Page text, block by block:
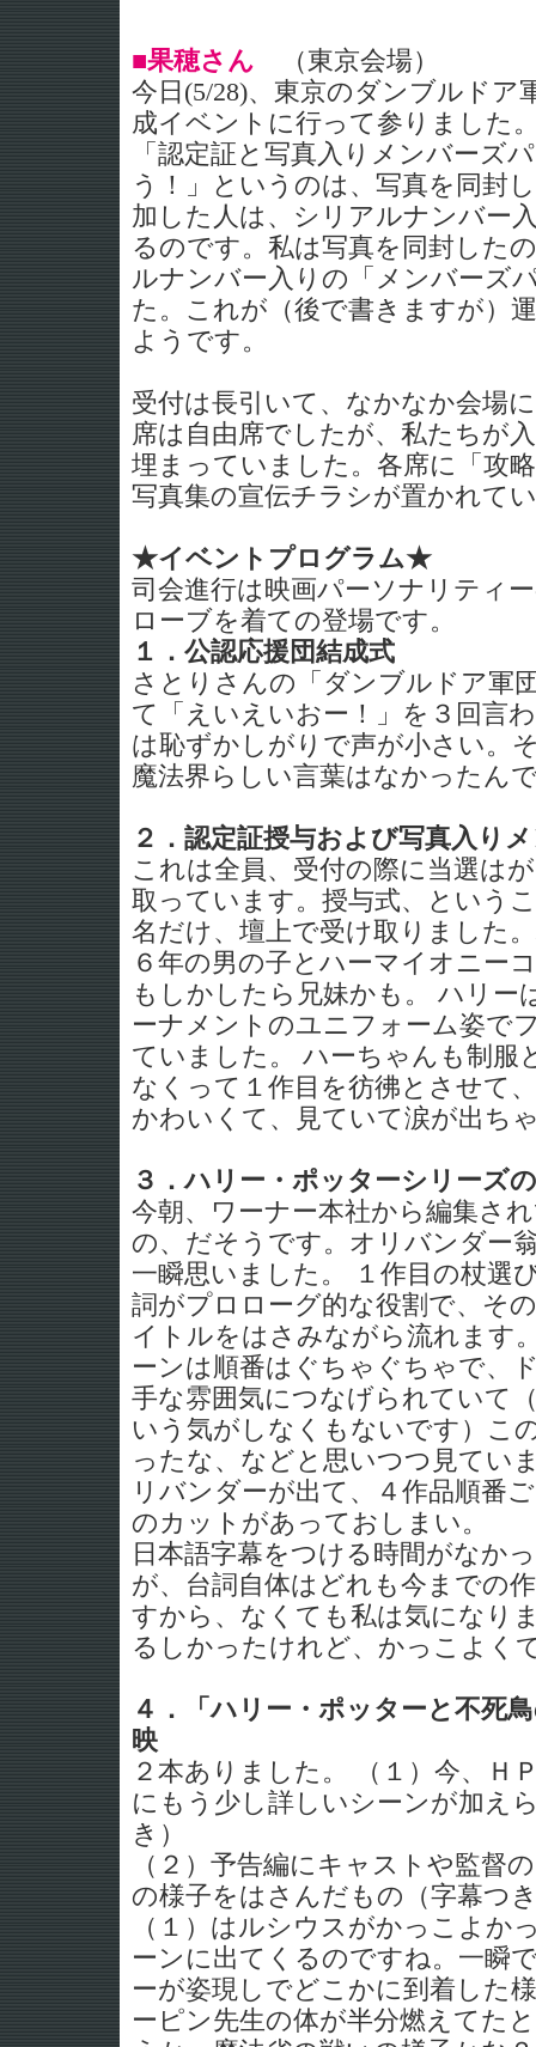
■果穂さん （東京会場）
今日(5/28)、東京のダンブルドア
成イベントに行って参りました
「認定証と写真入りメンバーズ
う！」というのは、写真を同封
加した人は、シリアルナンバー
るのです。私は写真を同封した
ルナンバー入りの「メンバーズ
た。これが（後で書きますが）
ようです。
受付は長引いて、なかなか会場
席は自由席でしたが、私たちが
埋まっていました。各席に「攻
写真集の宣伝チラシが置かれて
★イベントプログラム★
司会進行は映画パーソナリティ
ローブを着ての登場です。
１．公認応援団結成式
さとりさんの「ダンブルドア軍
て「えいえいおー！」を３回言
は恥ずかしがりで声が小さい。
魔法界らしい言葉はなかったん
２．認定証授与および写真入り
これは全員、受付の際に当選は
取っています。授与式、という
名だけ、壇上で受け取りました
６年の男の子とハーマイオニー
もしかしたら兄妹かも。 ハリー
ーナメントのユニフォーム姿で
ていました。 ハーちゃんも制服
なくって１作目を彷彿とさせて
かわいくて、見ていて涙が出ち
３．ハリー・ポッターシリーズ
今朝、ワーナー本社から編集さ
の、だそうです。オリバンダー
一瞬思いました。 １作目の杖選
詞がプロローグ的な役割で、そ
イトルをはさみながら流れます
ーンは順番はぐちゃぐちゃで、
手な雰囲気につなげられていて
いう気がしなくもないです）こ
ったな、などと思いつつ見てい
リバンダーが出て、４作品順番
のカットがあっておしまい。
日本語字幕をつける時間がなか
が、台詞自体はどれも今までの
すから、なくても私は気になり
るしかったけれど、かっこよく
４．「ハリー・ポッターと不死
映
２本ありました。 （１）今、Ｈ
にもう少し詳しいシーンが加え
き）
（２）予告編にキャストや監督
の様子をはさんだもの（字幕つ
（１）はルシウスがかっこよか
ーンに出てくるのですね。一瞬
ーが姿現しでどこかに到着した
ーピン先生の体が半分燃えてた